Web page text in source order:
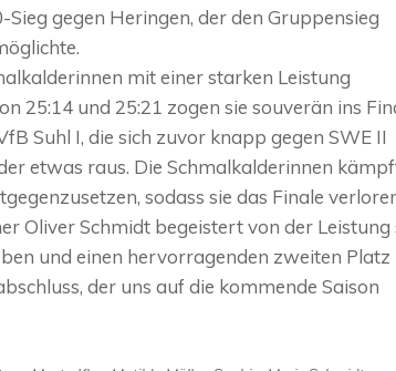
gegen Heringen, der den Gruppensieg
mit einer starken Leistung
25:14 und 25:21 zogen sie souverän ins
Suhl I, die sich zuvor knapp gegen SWE II
etwas raus. Die Schmalkalderinnen
sodass sie das Finale
Oliver Schmidt begeistert von der Leistung
und einen hervorragenden zweiten Platz
der uns auf die kommende Saison